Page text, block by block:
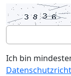
Ich bin